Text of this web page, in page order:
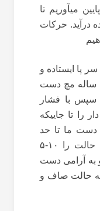
میآوریم تا
درآید. حرکات
پا ایستاده و
ساله مچ دست
با فشار
تا جاییکه
دست ما تا حد
ممکن به شانه نزدیک شود. این حالت را ۱۰-۵
به آرامی دست
به حالت صاف و